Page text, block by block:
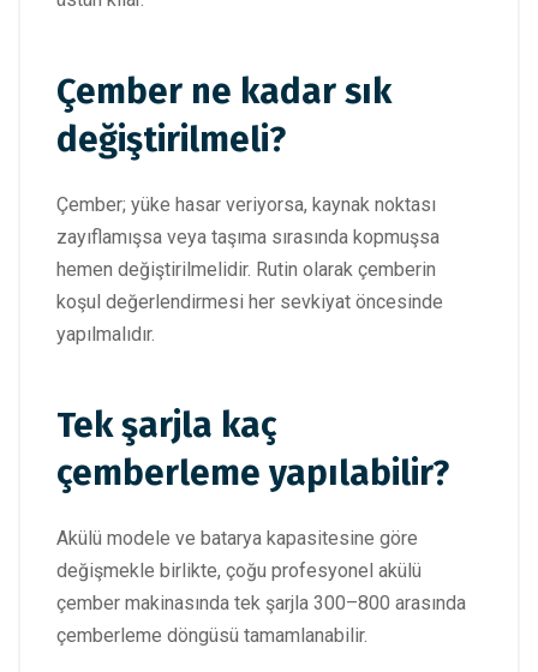
Çember ne kadar sık
değiştirilmeli?
Çember; yüke hasar veriyorsa, kaynak noktası
zayıflamışsa veya taşıma sırasında kopmuşsa
hemen değiştirilmelidir. Rutin olarak çemberin
koşul değerlendirmesi her sevkiyat öncesinde
yapılmalıdır.
Tek şarjla kaç
çemberleme yapılabilir?
Akülü modele ve batarya kapasitesine göre
değişmekle birlikte, çoğu profesyonel akülü
çember makinasında tek şarjla 300–800 arasında
çemberleme döngüsü tamamlanabilir.